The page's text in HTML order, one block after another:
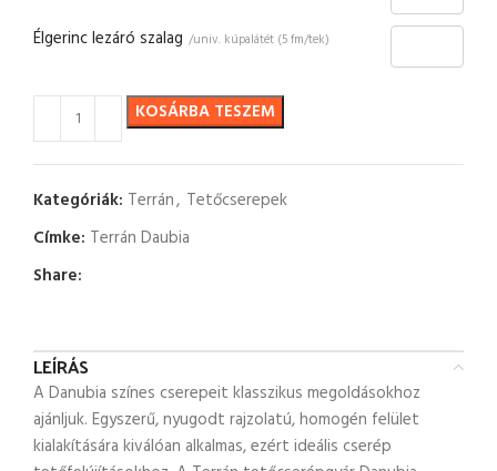
Élgerinc lezáró szalag /univ. kúpalátét (5 fm/tek)
KOSÁRBA TESZEM
Kategóriák: Terrán, Tetőcserepek
Címke: Terrán Daubia
Share:
LEÍRÁS
A Danubia színes cserepeit klasszikus megoldásokhoz
ajánljuk. Egyszerű, nyugodt rajzolatú, homogén felület
kialakítására kiválóan alkalmas, ezért ideális cserép